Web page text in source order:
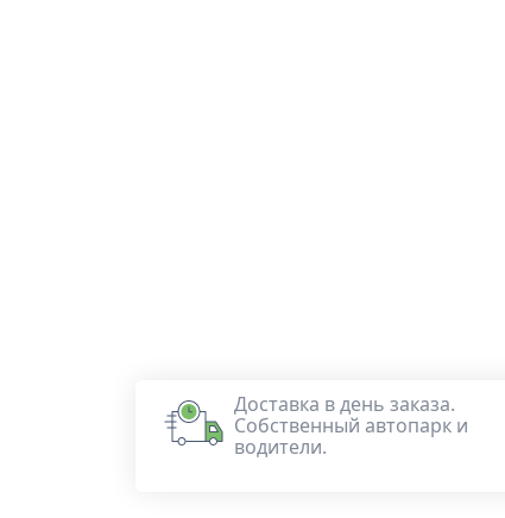
Доставка в день заказа.
Собственный автопарк и
водители.